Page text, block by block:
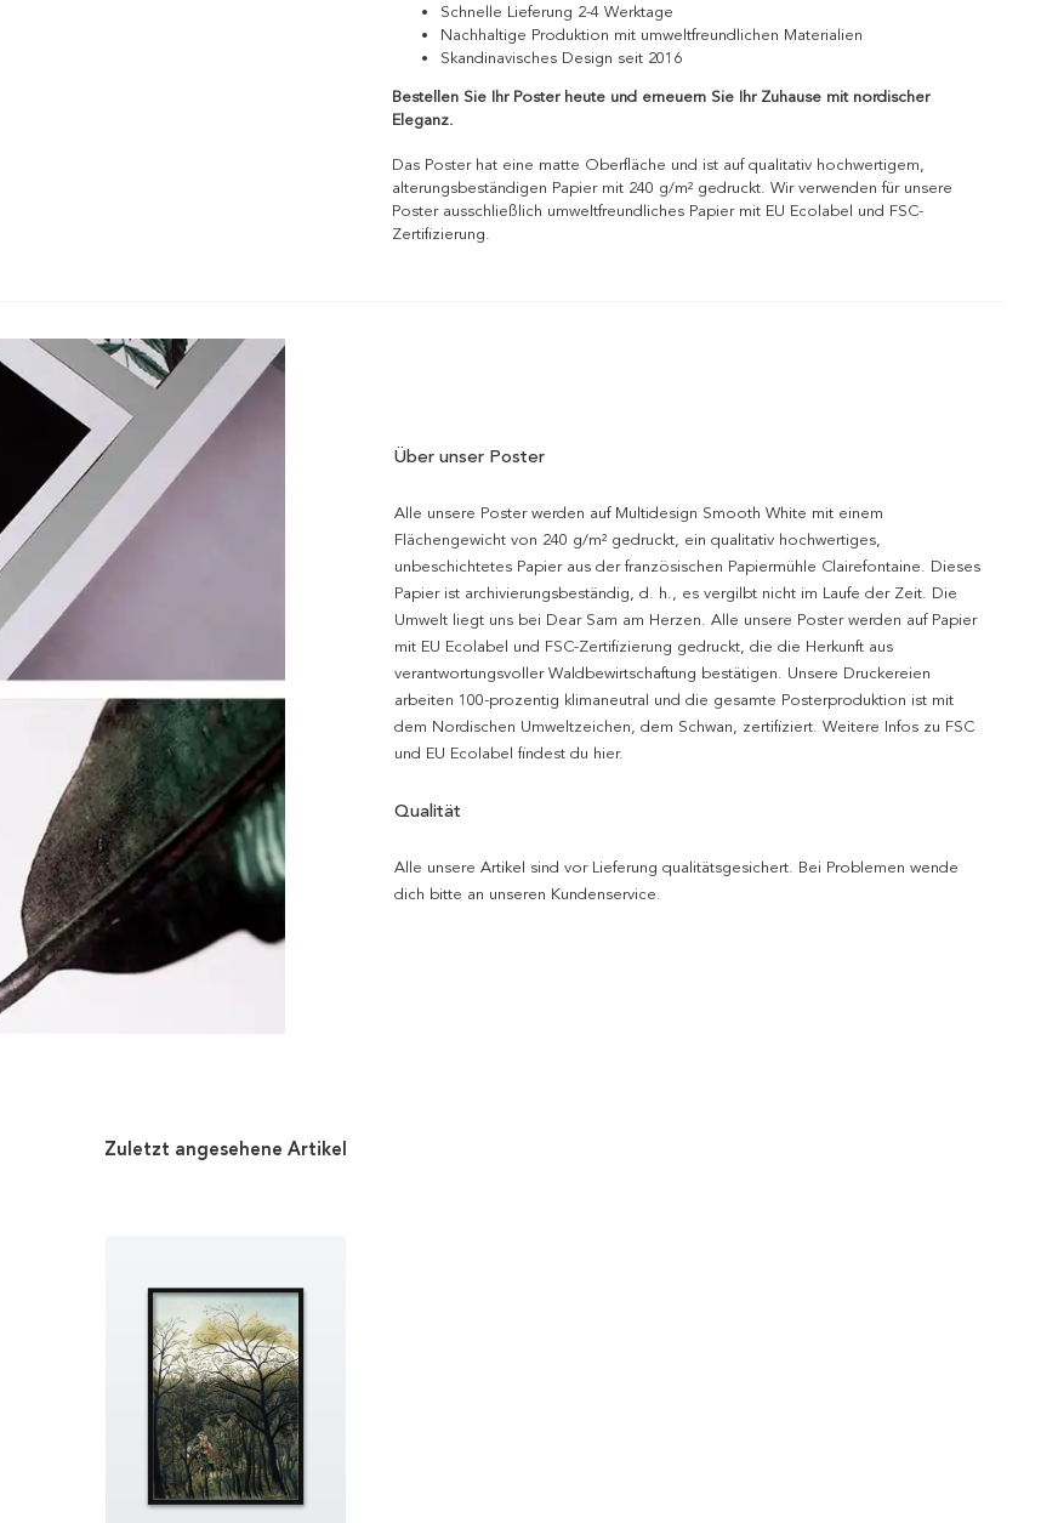
Schnelle Lieferung 2-4 Werktage
Nachhaltige Produktion mit umweltfreundlichen Materialien
Skandinavisches Design seit 2016
Bestellen Sie Ihr Poster heute und erneuern Sie Ihr Zuhause mit nordischer
Eleganz.
Das Poster hat eine matte Oberfläche und ist auf qualitativ hochwertigem,
alterungsbeständigen Papier mit 240 g/m² gedruckt. Wir verwenden für unsere
Poster ausschließlich umweltfreundliches Papier mit EU Ecolabel und FSC-
Zertifizierung.
Über unser Poster
Alle unsere Poster werden auf Multidesign Smooth White mit einem
Flächengewicht von 240 g/m² gedruckt, ein qualitativ hochwertiges,
unbeschichtetes Papier aus der französischen Papiermühle Clairefontaine. Dieses
Papier ist archivierungsbeständig, d. h., es vergilbt nicht im Laufe der Zeit. Die
Umwelt liegt uns bei Dear Sam am Herzen. Alle unsere Poster werden auf Papier
mit EU Ecolabel und FSC-Zertifizierung gedruckt, die die Herkunft aus
verantwortungsvoller Waldbewirtschaftung bestätigen. Unsere Druckereien
arbeiten 100-prozentig klimaneutral und die gesamte Posterproduktion ist mit
dem Nordischen Umweltzeichen, dem Schwan, zertifiziert. Weitere Infos zu FSC
und EU Ecolabel findest du hier.
Qualität
Alle unsere Artikel sind vor Lieferung qualitätsgesichert. Bei Problemen wende
dich bitte an unseren Kundenservice.
Zuletzt angesehene Artikel